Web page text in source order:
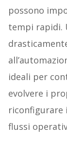
possono
tempi rapidi.
ideali per
evolvere i
riconfigurare
flussi